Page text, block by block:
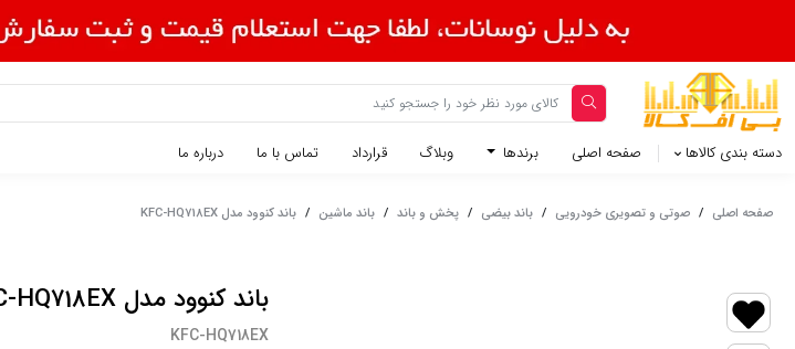
دسته بندی کالاها صفحه اصلی برندها وبلاگ قرارداد تماس با ما درباره ما
صفحه اصلی / صوتی و تصویری خودرویی / باند بیضی / پخش و باند / باند ماشین / باند کنوود مدل KFC-HQ718EX
باند کنوود مدل KFC-HQ718EX
KFC-HQ718EX